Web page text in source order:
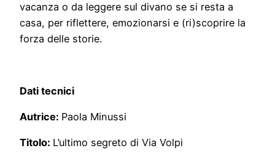
vacanza o da leggere sul divano se si resta a
casa, per riflettere, emozionarsi e (ri)scoprire la
forza delle storie.
Dati tecnici
Autrice: Paola Minussi
Titolo: L’ultimo segreto di Via Volpi